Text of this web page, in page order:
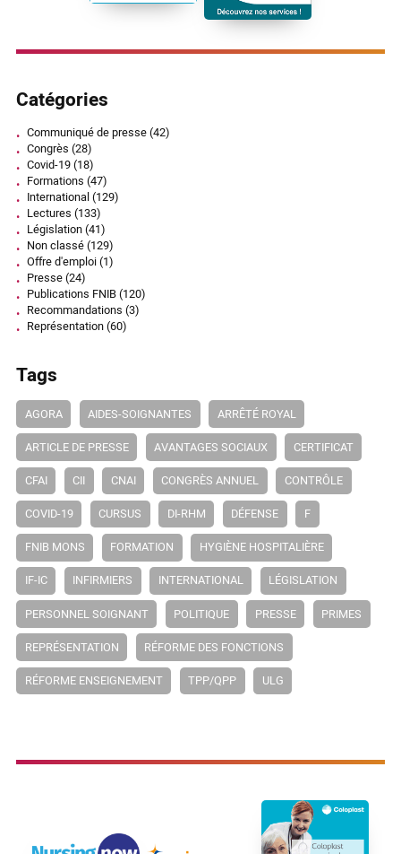
Catégories
Communiqué de presse(42)
Congrès (28)
Covid-19(18)
Formations (47)
International(129)
Lectures (133)
Législation(41)
Non classé(129)
Offre d'emploi(1)
Presse(24)
Publications FNIB(120)
Recommandations (3)
Représentation(60)
Tags
AGORA AIDES-SOIGNANTES ARRÊTÉ ROYAL
ARTICLE DE PRESSE AVANTAGES SOCIAUX CERTIFICAT
CFAI CII CNAI CONGRÈS ANNUEL CONTRÔLE
COVID-19 CURSUS DI-RHM DÉFENSE F
FNIB MONS FORMATION HYGIÈNE HOSPITALIÈRE
IF-IC INFIRMIERS INTERNATIONAL LÉGISLATION
PERSONNEL SOIGNANT POLITIQUE PRESSE PRIMES
REPRÉSENTATION RÉFORME DES FONCTIONS
RÉFORME ENSEIGNEMENT TPP/QPP ULG